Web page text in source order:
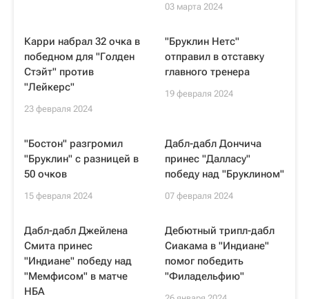
03 марта 2024
Карри набрал 32 очка в
победном для "Голден
Стэйт" против
"Лейкерс"
23 февраля 2024
"Бруклин Нетс"
отправил в отставку
главного тренера
19 февраля 2024
"Бостон" разгромил
"Бруклин" с разницей в
50 очков
15 февраля 2024
Дабл-дабл Дончича
принес "Далласу"
победу над "Бруклином"
07 февраля 2024
Дабл-дабл Джейлена
Смита принес
"Индиане" победу над
"Мемфисом" в матче
НБА
Дебютный трипл-дабл
Сиакама в "Индиане"
помог победить
"Филадельфию"